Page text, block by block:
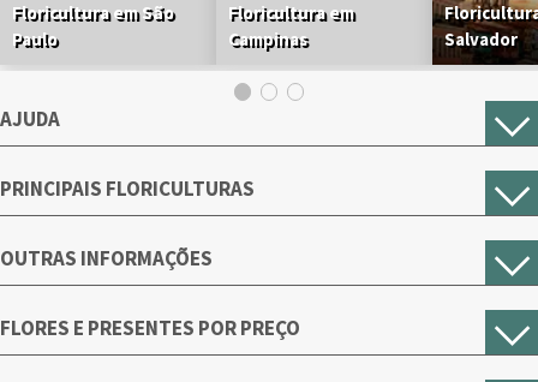
Floricultura em São
Paulo
Floricultura em
Campinas
Salvador
AJUDA
PRINCIPAIS FLORICULTURAS
OUTRAS INFORMAÇÕES
FLORES E PRESENTES POR PREÇO